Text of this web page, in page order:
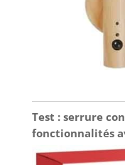
Test : serrure
fonctionnalités